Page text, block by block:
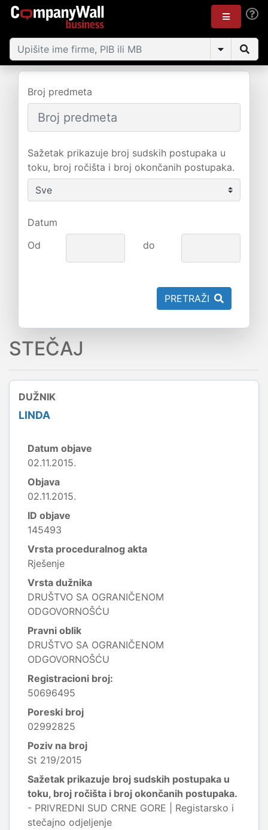
Broj predmeta
Sažetak prikazuje broj sudskih postupaka u
toku, broj ročišta i broj okončanih postupaka.
Datum
Od
do
PRETRAŽI
STEČAJ
DUŽNIK
LINDA
Datum objave
02.11.2015.
Objava
02.11.2015.
ID objave
145493
Vrsta proceduralnog akta
Rješenje
Vrsta dužnika
DRUŠTVO SA OGRANIČENOM
ODGOVORNOŠĆU
Pravni oblik
DRUŠTVO SA OGRANIČENOM
ODGOVORNOŠĆU
Registracioni broj:
50696495
Poreski broj
02992825
Poziv na broj
St 219/2015
Sažetak prikazuje broj sudskih postupaka u
toku, broj ročišta i broj okončanih postupaka.
- PRIVREDNI SUD CRNE GORE | Registarsko i
stečajno odjeljenje